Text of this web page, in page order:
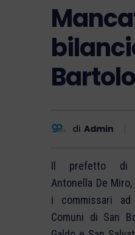
di Admin
Il prefetto di
Antonella De
i commissari
Comuni di San